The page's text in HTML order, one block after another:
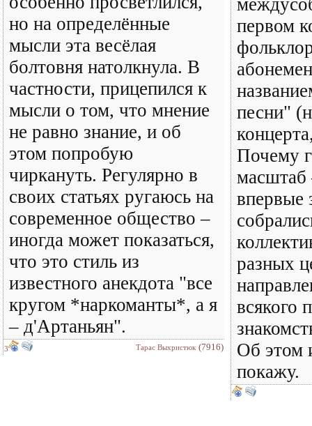
но на определённые
мысли эта весёлая
болтовня натолкнула. В
частности, прицепился к
мысли о том, что мнение
не равно знание, и об
этом попробую
чиркануть. Регулярно в
своих статьях ругаюсь на
современное общество –
иногда может показаться,
что это стиль из
известного анекдота "все
кругом *наркоманты*, а я
– д'Артаньян".
3 Тарас Выхристюк (7916)
первом
песни"
Почему
масштаб
впервые
разных
всякого
Об этом
покажу.